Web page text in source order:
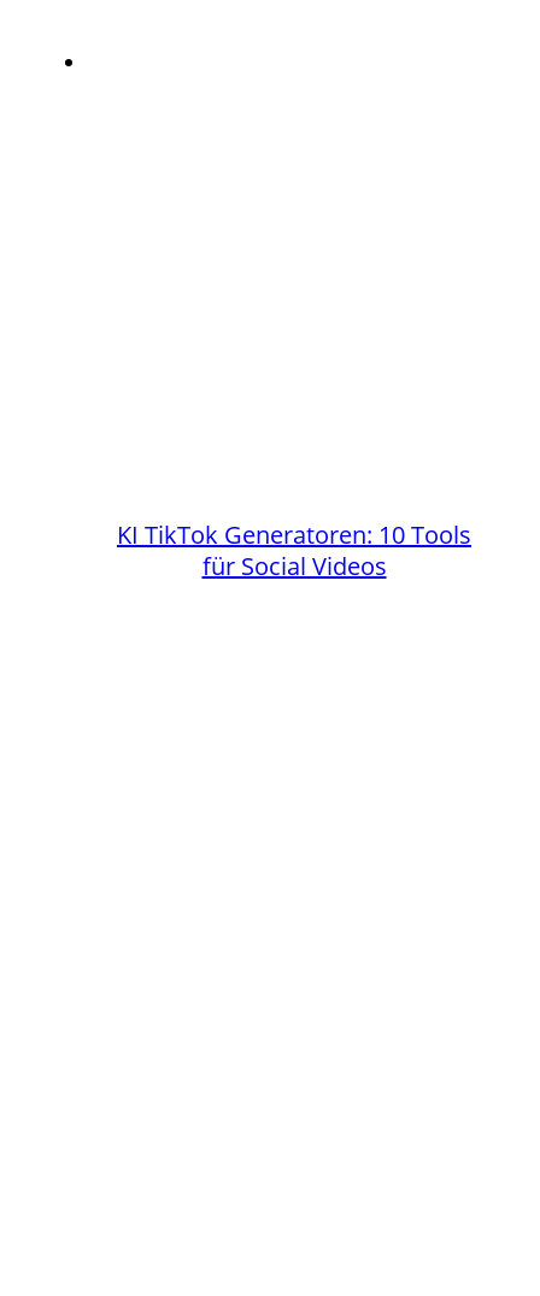
KI TikTok Generatoren: 10 Tools
für Social Videos